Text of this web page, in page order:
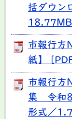
括ダウン
市報行方
紙】
市報行方
集 令和8
形式／